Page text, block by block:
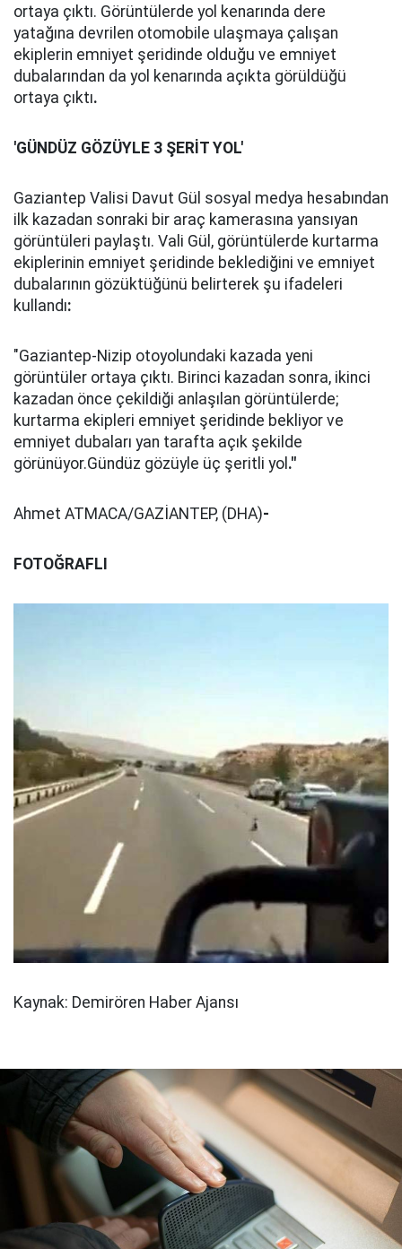
ortaya çıktı. Görüntülerde yol kenarında dere
yatağına devrilen otomobile ulaşmaya çalışan
ekiplerin emniyet şeridinde olduğu ve emniyet
dubalarından da yol kenarında açıkta görüldüğü
ortaya çıktı.
'GÜNDÜZ GÖZÜYLE 3 ŞERİT YOL'
Gaziantep Valisi Davut Gül sosyal medya hesabından
ilk kazadan sonraki bir araç kamerasına yansıyan
görüntüleri paylaştı. Vali Gül, görüntülerde kurtarma
ekiplerinin emniyet şeridinde beklediğini ve emniyet
dubalarının gözüktüğünü belirterek şu ifadeleri
kullandı:
"Gaziantep-Nizip otoyolundaki kazada yeni
görüntüler ortaya çıktı. Birinci kazadan sonra, ikinci
kazadan önce çekildiği anlaşılan görüntülerde;
kurtarma ekipleri emniyet şeridinde bekliyor ve
emniyet dubaları yan tarafta açık şekilde
görünüyor.Gündüz gözüyle üç şeritli yol ."
Ahmet ATMACA/GAZİANTEP, (DHA)-
FOTOĞRAFLI
Kaynak: Demirören Haber Ajansı